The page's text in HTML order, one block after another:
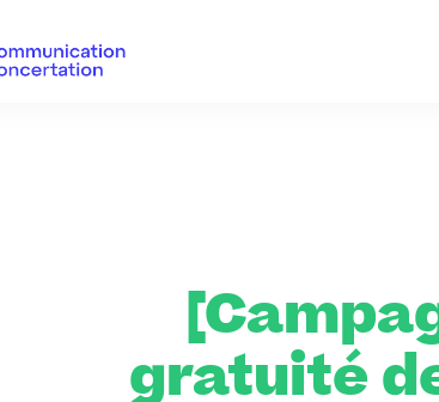
gratuité